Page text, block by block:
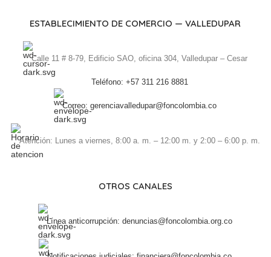
ESTABLECIMIENTO DE COMERCIO — VALLEDUPAR
Calle 11 # 8-79, Edificio SAO, oficina 304, Valledupar – Cesar
Teléfono: +57 311 216 8881
Correo: gerenciavalledupar@foncolombia.co
Atención: Lunes a viernes, 8:00 a. m. – 12:00 m. y 2:00 – 6:00 p. m.
OTROS CANALES
Línea anticorrupción: denuncias@foncolombia.org.co